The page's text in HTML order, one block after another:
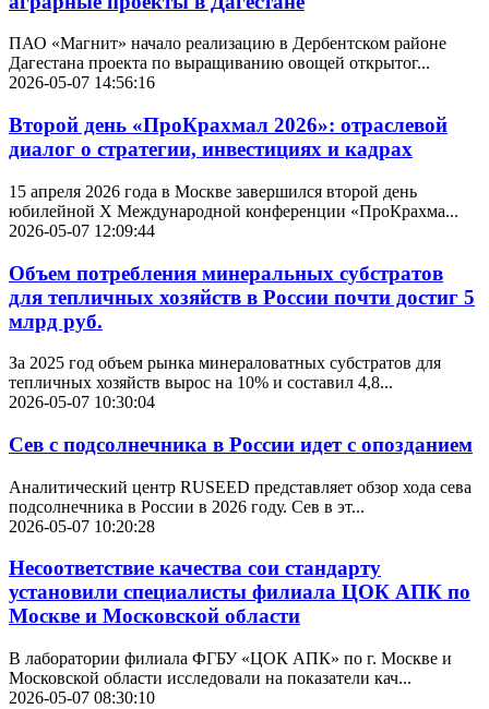
ПАО «Магнит» начало реализацию в Дербентском районе
Дагестана проекта по выращиванию овощей открытог...
2026-05-07 14:56:16
Второй день «ПроКрахмал 2026»: отраслевой
диалог о стратегии, инвестициях и кадрах
15 апреля 2026 года в Москве завершился второй день
юбилейной Х Международной конференции «ПроКрахма...
2026-05-07 12:09:44
Объем потребления минеральных субстратов
для тепличных хозяйств в России почти достиг 5
млрд руб.
За 2025 год объем рынка минераловатных субстратов для
тепличных хозяйств вырос на 10% и составил 4,8...
2026-05-07 10:30:04
Сев с подсолнечника в России идет с опозданием
Аналитический центр RUSEED представляет обзор хода сева
подсолнечника в России в 2026 году. Сев в эт...
2026-05-07 10:20:28
Несоответствие качества сои стандарту
установили специалисты филиала ЦОК АПК по
Москве и Московской области
В лаборатории филиала ФГБУ «ЦОК АПК» по г. Москве и
Московской области исследовали на показатели кач...
2026-05-07 08:30:10